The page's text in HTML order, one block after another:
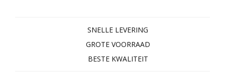
SNELLE LEVERING
GROTE VOORRAAD
BESTE KWALITEIT